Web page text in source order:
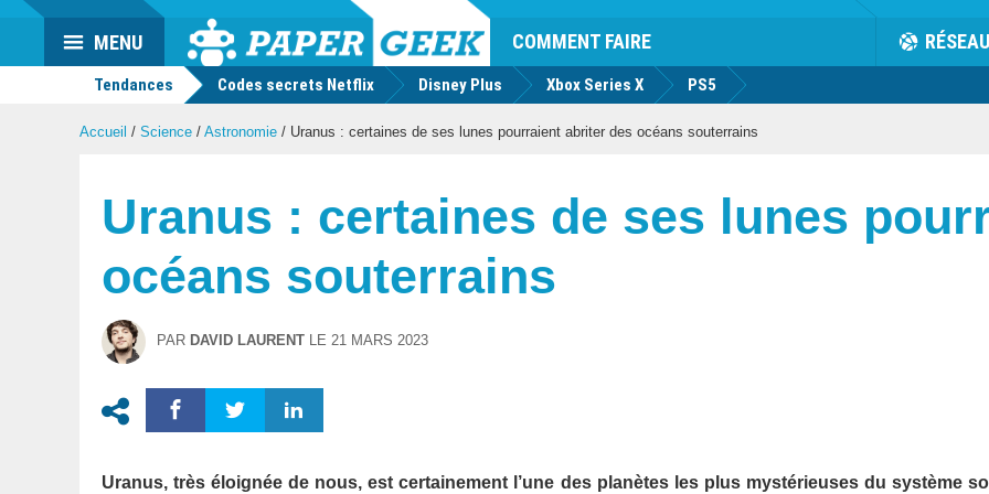
Actu
geek
COMMENT FAIRE RÉSEAU
MENU
Tendances Codes secrets Netflix Disney Plus Xbox Series X PS5
Accueil / Science / Astronomie / Uranus : certaines de ses lunes pourraient abriter des océans souterrains
Uranus : certaines de ses lunes
océans souterrains
PAR DAVID LAURENT LE 21 MARS 2023
Uranus, très éloignée de nous, est certainement l’une des planètes les plus mystérieuses du système